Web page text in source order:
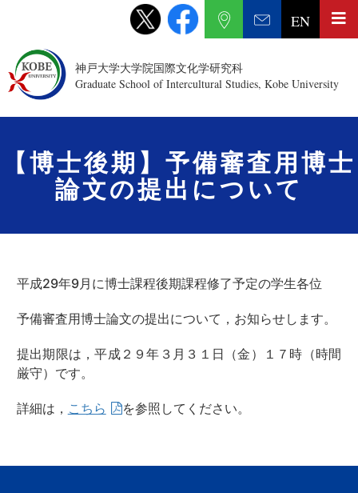
神戸大学大学院国際文化学研究科
Graduate School of Intercultural Studies, Kobe University
EN
【博士後期】予備審査用博士
論文の提出について
平成29年9月に博士課程後期課程修了予定の学生各位
予備審査用博士論文の提出について，お知らせします。
提出期限は，平成２９年３月３１日（金）１７時（時間
厳守）です。
詳細は， こちら を参照してください。